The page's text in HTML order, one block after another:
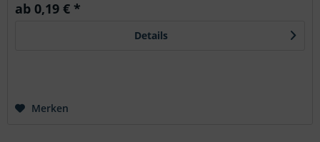
ab 0,19 € *
Details
Merken